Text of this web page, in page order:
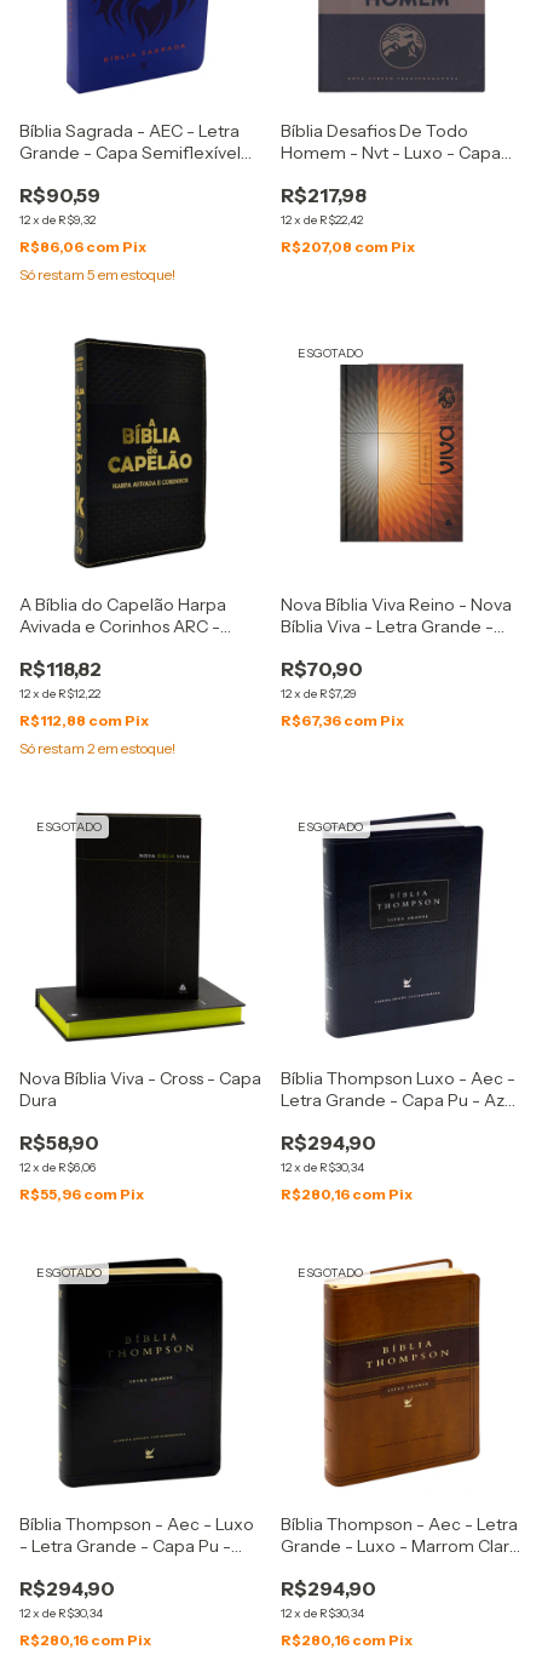
Bíblia Sagrada - AEC - Letra
Grande - Capa Semiflexível
R$90,59
12x de R$9,32
R$86,06 com Pix
Só restam 5 em estoque!
Bíblia Desafios De Todo
Homem - Nvt - Luxo - Capa
R$217,98
12x de R$22,42
R$207,08 com Pix
A Bíblia do Capelão Harpa
Avivada e Corinhos ARC -
Preta
R$118,82
12x de R$12,22
R$112,88 com Pix
Só restam 2em estoque!
ESGOTADO
Nova Bíblia Viva Reino - Nova
Bíblia Viva - Letra Grande -
R$70,90
12x de R$7,29
R$67,36 com Pix
ESGOTADO
Nova Bíblia Viva - Cross - Capa
Dura
R$58,90
12x de R$6,06
R$55,96 com Pix
ESGOTADO
Bíblia Thompson Luxo - Aec -
Letra Grande - Capa Pu - Azul
R$294,90
12x de R$30,34
R$280,16 com Pix
ESGOTADO
Bíblia Thompson - Aec - Luxo
- Letra Grande - Capa Pu -
R$294,90
12x de R$30,34
R$280,16 com Pix
ESGOTADO
Bíblia Thompson - Aec - Letra
Grande - Luxo - Marrom Claro
R$294,90
12x de R$30,34
R$280,16 com Pix